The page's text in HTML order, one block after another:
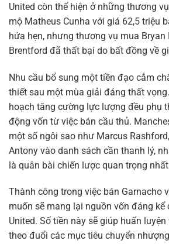
United còn thể hiện ở những thương
mộ Matheus Cunha với giá 62,5 triệu
hứa hẹn, nhưng thương vụ mua
Brentford đã thất bại do bất đồng về
Nhu cầu bổ sung một tiền đạo cắm
thiết sau một mùa giải đáng thất
hoạch tăng cường lực lượng đều phụ
động vốn từ việc bán cầu thủ.
một số ngôi sao như Marcus
Antony vào danh sách cần thanh lý,
là quân bài chiến lược quan trọng
Thành công trong việc bán Garnacho
muốn sẽ mang lại nguồn vốn đáng kể
United. Số tiền này sẽ giúp huấn luyện
theo đuổi các mục tiêu chuyển